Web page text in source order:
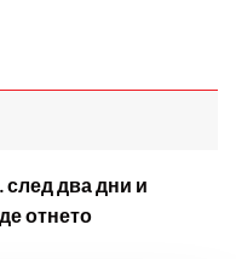
два дни и
отнето